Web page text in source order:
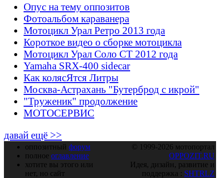
Опус на тему оппозитов
Фотоальбом караванера
Мотоцикл Урал Ретро 2013 года
Короткое видео о сборке мотоцикла
Мотоцикл Урал Соло СТ 2012 года
Yamaha SRX-400 sidecar
Как колясЯтся Литры
Москва-Астрахань "Бутерброд с икрой"
"Труженик" продолжение
МОТОСЕРВИС
давай ещё >>
оппозитный форум
полное оглавление
хотите вы этого или
нет, но сайт
© 1999-2026 мотопортал
OPPOZIT.RU
Идея, дизайн, развитие и
поддержка : SHTRLZ